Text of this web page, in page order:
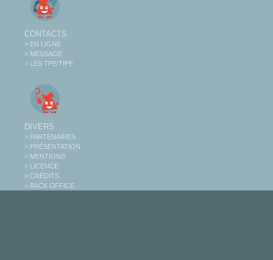
CONTACTS
> EN LIGNE
> MESSAGE
> LES TPE/TIPE
DIVERS
> PARTENAIRES
> PRÉSENTATION
> MENTIONS
> LICENCE
> CRÉDITS
> BACK OFFICE